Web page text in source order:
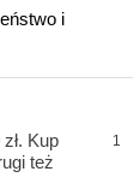
i
Kup
też
1